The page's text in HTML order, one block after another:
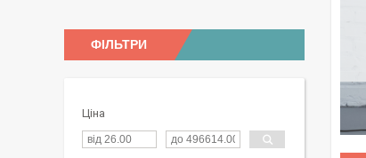
ФІЛЬТРИ
Ціна